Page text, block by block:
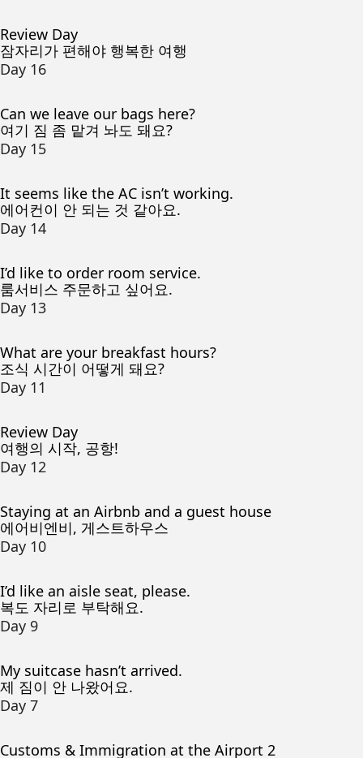
Review Day
잠자리가 편해야 행복한 여행
Day 16
Can we leave our bags here?
여기 짐 좀 맡겨 놔도 돼요?
Day 15
It seems like the AC isn’t working.
에어컨이 안 되는 것 같아요.
Day 14
I’d like to order room service.
룸서비스 주문하고 싶어요.
Day 13
What are your breakfast hours?
조식 시간이 어떻게 돼요?
Day 11
Review Day
여행의 시작, 공항!
Day 12
Staying at an Airbnb and a guest house
에어비엔비, 게스트하우스
Day 10
I’d like an aisle seat, please.
복도 자리로 부탁해요.
Day 9
My suitcase hasn’t arrived.
제 짐이 안 나왔어요.
Day 7
Customs & Immigration at the Airport 2